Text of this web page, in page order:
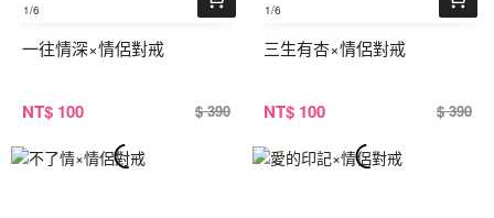
1/6
一往情深×情侶對戒
NT$ 100 $ 390
1/6
三生有杏×情侶對戒
NT$ 100 $ 390